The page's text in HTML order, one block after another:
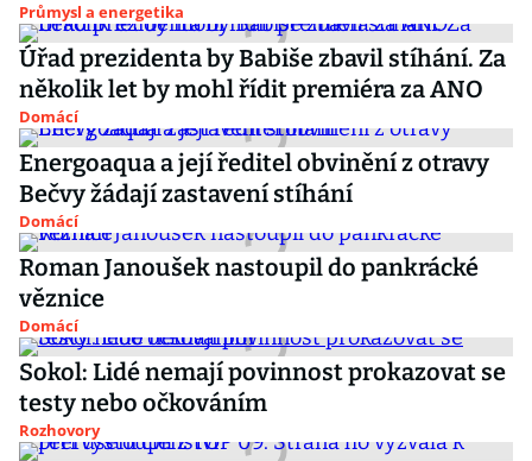
Průmysl a energetika
Úřad prezidenta by Babiše zbavil stíhání. Za
několik let by mohl řídit premiéra za ANO
Domácí
Energoaqua a její ředitel obvinění z otravy
Bečvy žádají zastavení stíhání
Domácí
Roman Janoušek nastoupil do pankrácké
věznice
Domácí
Sokol: Lidé nemají povinnost prokazovat se
testy nebo očkováním
Rozhovory